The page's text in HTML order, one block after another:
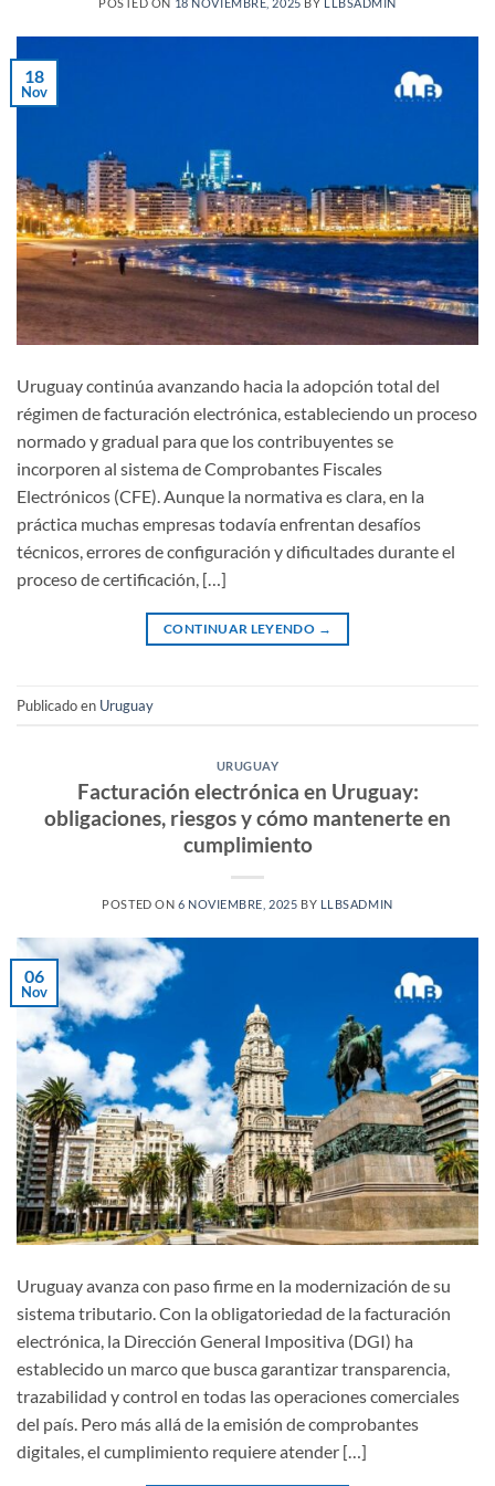
POSTED ON 18 NOVIEMBRE, 2025 BY LLBSADMIN
18
Nov
Uruguay continúa avanzando hacia la adopción total del
régimen de facturación electrónica, estableciendo un proceso
normado y gradual para que los contribuyentes se
incorporen al sistema de Comprobantes Fiscales
Electrónicos (CFE). Aunque la normativa es clara, en la
práctica muchas empresas todavía enfrentan desafíos
técnicos, errores de configuración y dificultades durante el
proceso de certificación, […]
CONTINUAR LEYENDO →
Publicado en Uruguay
URUGUAY
Facturación electrónica en Uruguay:
obligaciones, riesgos y cómo mantenerte en
cumplimiento
POSTED ON 6 NOVIEMBRE, 2025 BY LLBSADMIN
06
Nov
Uruguay avanza con paso firme en la modernización de su
sistema tributario. Con la obligatoriedad de la facturación
electrónica, la Dirección General Impositiva (DGI) ha
establecido un marco que busca garantizar transparencia,
trazabilidad y control en todas las operaciones comerciales
del país. Pero más allá de la emisión de comprobantes
digitales, el cumplimiento requiere atender […]